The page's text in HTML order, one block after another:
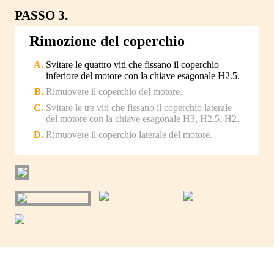
PASSO 3.
Rimozione del coperchio
Svitare le quattro viti che fissano il coperchio
inferiore del motore con la chiave esagonale H2.5.
Rimuovere il coperchio del motore.
Svitare le tre viti che fissano il coperchio laterale
del motore con la chiave esagonale H3, H2.5, H2.
Rimuovere il coperchio laterale del motore.